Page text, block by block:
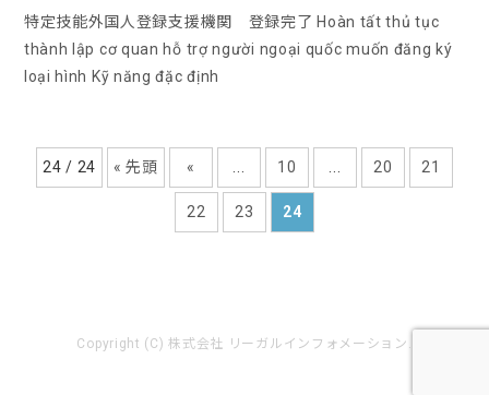
特定技能外国人登録支援機関 登録完了 Hoàn tất thủ tục
thành lập cơ quan hỗ trợ người ngoại quốc muốn đăng ký
loại hình Kỹ năng đặc định
24 / 24 « 先頭 « 10 20 21
22 23 24
Copyright (C) 株式会社 リーガルインフォメーション.